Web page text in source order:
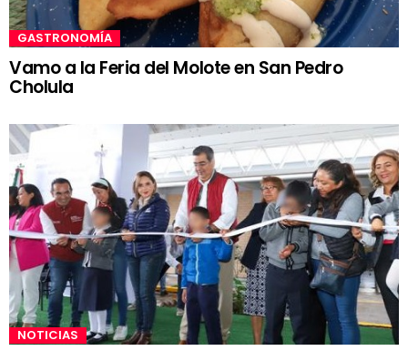
GASTRONOMÍA
Vamo a la Feria del Molote en San Pedro
Cholula
NOTICIAS